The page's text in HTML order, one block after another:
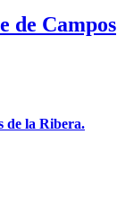
de Campos
de la Ribera.